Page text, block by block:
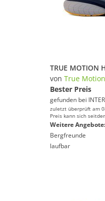
von True Motion
Bester Preis
gefunden bei
zuletzt überprüft am
Preis kann sich
Weitere Angebote:
Bergfreunde
laufbar